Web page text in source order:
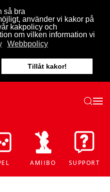
så bra
använder vi kakor på
kakpolicy och
om vilken information vi
Webbpolicy
Tillåt kakor!
AMIIBO SUPPORT